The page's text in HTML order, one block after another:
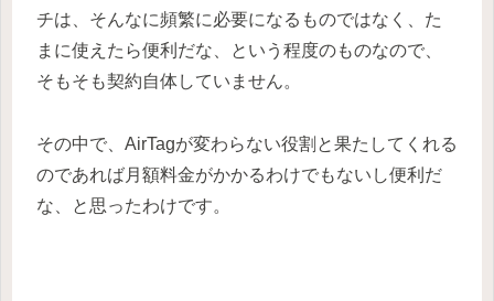
チは、そんなに頻繁に必要になるものではなく、た
まに使えたら便利だな、という程度のものなので、
そもそも契約自体していません。
その中で、AirTagが変わらない役割と果たしてくれる
のであれば月額料金がかかるわけでもないし便利だ
な、と思ったわけです。